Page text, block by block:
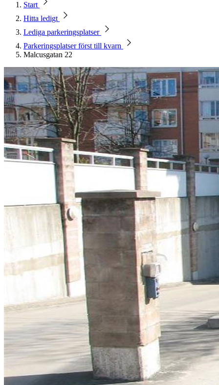
Start
Hitta ledigt
Lediga parkeringsplatser
Parkeringsplatser först till kvarn
Malcusgatan 22